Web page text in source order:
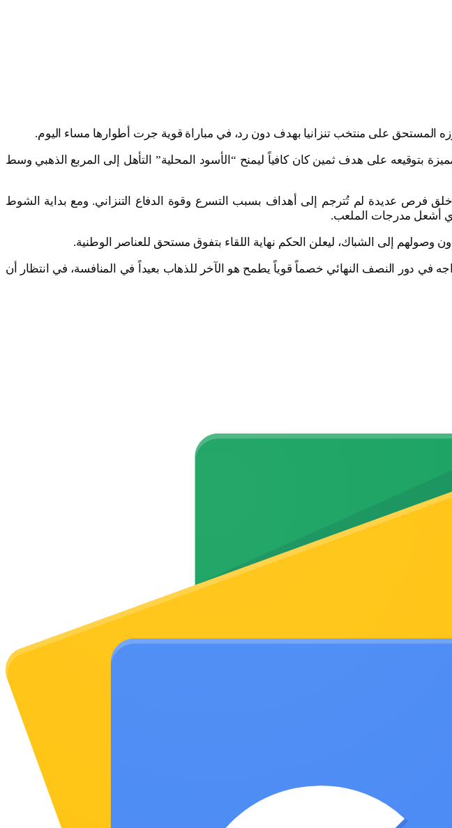
المستحق على منتخب تنزانيا بهدف دون رد، في مباراة قوية جرت أطوارها مساء اليوم.
بتوقيعه على هدف ثمين كان كافياً ليمنح “الأسود المحلية” التأهل إلى المربع الذهبي وسط
فرص عديدة لم تُترجم إلى أهداف بسبب التسرع وقوة الدفاع التنزاني. ومع بداية الشوط
أشعل مدرجات الملعب.
وصولهم إلى الشباك، ليعلن الحكم نهاية اللقاء بتفوق مستحق للعناصر الوطنية.
في دور النصف النهائي خصماً قوياً يطمح هو الآخر للذهاب بعيداً في المنافسة، في انتظار أن